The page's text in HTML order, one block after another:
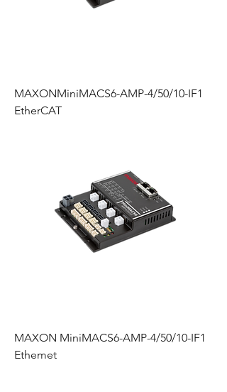
MAXONMiniMACS6-AMP-4/50/10-IF1
EtherCAT
MAXON MiniMACS6-AMP-4/50/10-IF1
Ethemet